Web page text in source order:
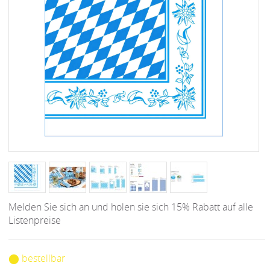
Melden Sie sich an und holen sie sich 15% Rabatt auf alle
Listenpreise
⬤ bestellbar